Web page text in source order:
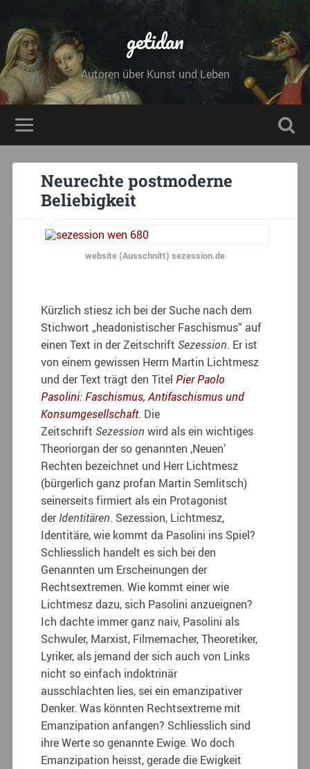
getidan
Autoren über Kunst und Leben
Neurechte postmoderne
Beliebigkeit
website (Ausschnitt) sezession.de
Kürzlich stiesz ich bei der Suche nach dem
Stichwort „headonistischer Faschismus“ auf
einen Text in der ZeitschriftSezession. Er ist
von einem gewissen Herrn Martin Lichtmesz
und der Text trägt den TitelPier Paolo
Pasolini: Faschismus, Antifaschismus und
Konsumgesellschaft. Die
ZeitschriftSezession wird als ein wichtiges
Theoriorgan der so genannten ‚Neuen‘
Rechten bezeichnet und Herr Lichtmesz
(bürgerlich ganz profan Martin Semlitsch)
seinerseits firmiert als ein Protagonist
derIdentitären. Sezession, Lichtmesz,
Identitäre, wie kommt da Pasolini ins Spiel?
Schliesslich handelt es sich bei den
Genannten um Erscheinungen der
Rechtsextremen. Wie kommt einer wie
Lichtmesz dazu, sich Pasolini anzueignen?
Ich dachte immer ganz naiv, Pasolini als
Schwuler, Marxist, Filmemacher, Theoretiker,
Lyriker, als jemand der sich auch von Links
nicht so einfach indoktrinär
ausschlachten lies, sei ein emanzipativer
Denker. Was könnten Rechtsextreme mit
Emanzipation anfangen? Schliesslich sind
ihre Werte so genannte Ewige. Wo doch
Emanzipation heisst, gerade die Ewigkeit